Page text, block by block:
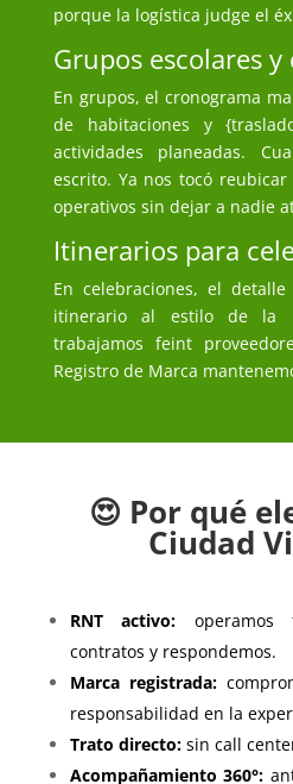
porque la logística judge el
Grupos escolares
En grupos, el cronograma
de habitaciones y
actividades planeadas.
escrito. Ya nos tocó
operativos sin dejar a nadie
Itinerarios para
En celebraciones, el
itinerario al estilo de la
trabajamos feint
Registro de Marca
😍 Por qué
Ciudad
RNT activo: operamos
contratos y respondemos.
Marca registrada:
responsabilidad en la
Trato directo:sin call
Acompañamiento 360°: